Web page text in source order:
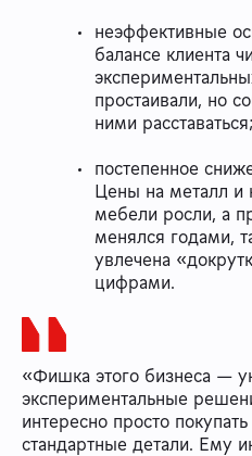
неэффективные
балансе клиента
простаивали, но
ними расставаться;
постепенное
Цены на металл
мебели росли, а
менялся годами,
увлечена
цифрами.
«Фишка этого бизнеса —
экспериментальные
интересно просто
стандартные детали. Ему